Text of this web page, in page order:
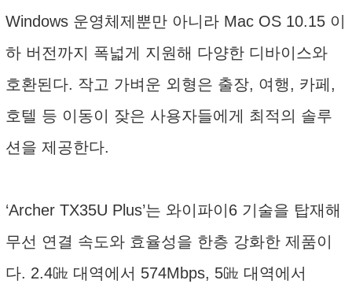
Windows 운영체제뿐만 아니라 Mac OS 10.15 이
하 버전까지 폭넓게 지원해 다양한 디바이스와
호환된다. 작고 가벼운 외형은 출장, 여행, 카페,
호텔 등 이동이 잦은 사용자들에게 최적의 솔루
션을 제공한다.
‘Archer TX35U Plus’는 와이파이6 기술을 탑재해
무선 연결 속도와 효율성을 한층 강화한 제품이
다. 2.4㎓ 대역에서 574Mbps, 5㎓ 대역에서